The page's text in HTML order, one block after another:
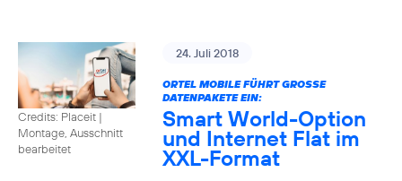
Credits: Placeit |
Montage, Ausschnitt
bearbeitet
24. Juli 2018
ORTEL MOBILE FÜHRT GROSSE D
ATENPAKETE EIN:
Smart World-Option
und Internet Flat im
XXL-Format